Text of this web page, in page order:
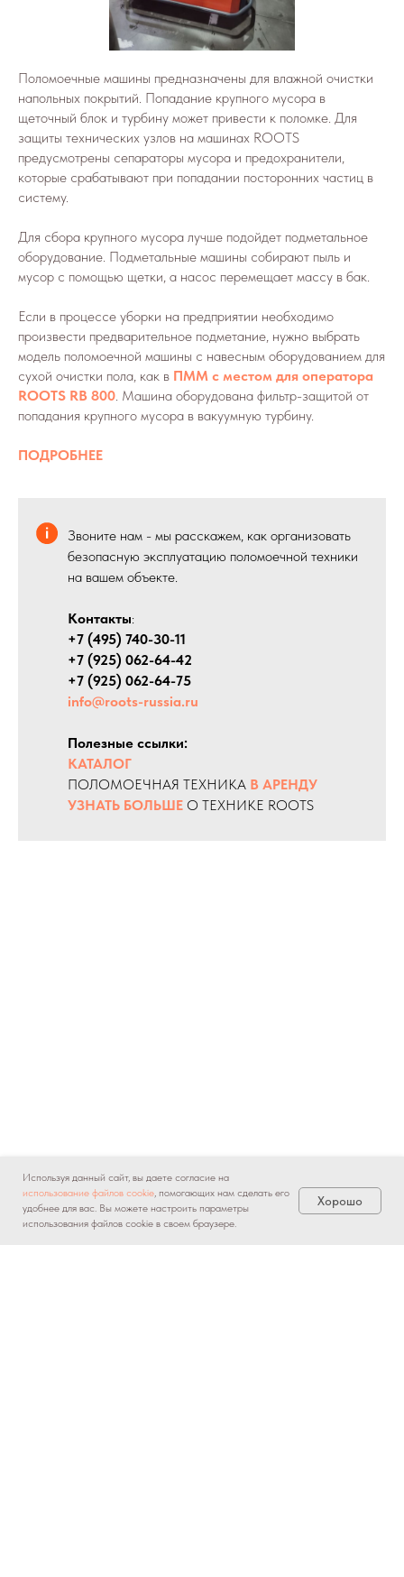
Поломоечные машины предназначены для влажной очистки
напольных покрытий. Попадание крупного мусора в
щеточный блок и турбину может привести к поломке. Для
защиты технических узлов на машинах ROOTS
предусмотрены сепараторы мусора и предохранители,
которые срабатывают при попадании посторонних частиц в
систему.
Для сбора крупного мусора лучше подойдет подметальное
оборудование. Подметальные машины собирают пыль и
мусор с помощью щетки, а насос перемещает массу в бак.
Если в процессе уборки на предприятии необходимо
произвести предварительное подметание, нужно выбрать
модель поломоечной машины с навесным оборудованием для
сухой очистки пола, как в ПММ с местом для оператора
ROOTS RB 800. Машина оборудована фильтр-защитой от
попадания крупного мусора в вакуумную турбину.
ПОДРОБНЕЕ
Звоните нам - мы расскажем, как организовать
безопасную эксплуатацию поломоечной техники
на вашем объекте.
Контакты:
+7 (495) 740-30-11
+7 (925) 062-64-42
+7 (925) 062-64-75
info@roots-russia.ru
Полезные ссылки:
КАТАЛОГ
ПОЛОМОЕЧНАЯ ТЕХНИКА В АРЕНДУ
УЗНАТЬ БОЛЬШЕ О ТЕХНИКЕ ROOTS
Используя данный сайт, вы даете согласие на
использование файлов cookie, помогающих нам сделать его
удобнее для вас. Вы можете настроить параметры
использования файлов cookie в своем браузере.
Хорошо